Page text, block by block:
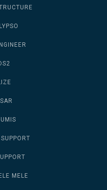
MELE